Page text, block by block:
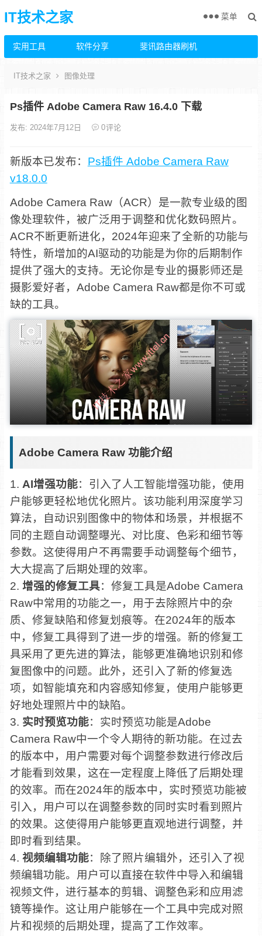
IT技术之家
实用工具 软件分享 斐讯路由器刷机
菜单
IT技术之家 图像处理
Ps插件 Adobe Camera Raw 16.4.0 下载
发布: 2024年7月12日 0评论
新版本已发布： Ps插件 Adobe Camera Raw
v18.0.0
Adobe Camera Raw（ACR）是一款专业级的图
像处理软件，被广泛用于调整和优化数码照片。
ACR不断更新进化，2024年迎来了全新的功能与
特性，新增加的AI驱动的功能是为你的后期制作
提供了强大的支持。无论你是专业的摄影师还是
摄影爱好者，Adobe Camera Raw都是你不可或
缺的工具。
Adobe Camera Raw 功能介绍
1. AI增强功能：引入了人工智能增强功能，使用
户能够更轻松地优化照片。该功能利用深度学习
算法，自动识别图像中的物体和场景，并根据不
同的主题自动调整曝光、对比度、色彩和细节等
参数。这使得用户不再需要手动调整每个细节，
大大提高了后期处理的效率。
2. 增强的修复工具：修复工具是Adobe Camera
Raw中常用的功能之一，用于去除照片中的杂
质、修复缺陷和修复划痕等。在2024年的版本
中，修复工具得到了进一步的增强。新的修复工
具采用了更先进的算法，能够更准确地识别和修
复图像中的问题。此外，还引入了新的修复选
项，如智能填充和内容感知修复，使用户能够更
好地处理照片中的缺陷。
3. 实时预览功能：实时预览功能是Adobe
Camera Raw中一个令人期待的新功能。在过去
的版本中，用户需要对每个调整参数进行修改后
才能看到效果，这在一定程度上降低了后期处理
的效率。而在2024年的版本中，实时预览功能被
引入，用户可以在调整参数的同时实时看到照片
的效果。这使得用户能够更直观地进行调整，并
即时看到结果。
4. 视频编辑功能：除了照片编辑外，还引入了视
频编辑功能。用户可以直接在软件中导入和编辑
视频文件，进行基本的剪辑、调整色彩和应用滤
镜等操作。这让用户能够在一个工具中完成对照
片和视频的后期处理，提高了工作效率。